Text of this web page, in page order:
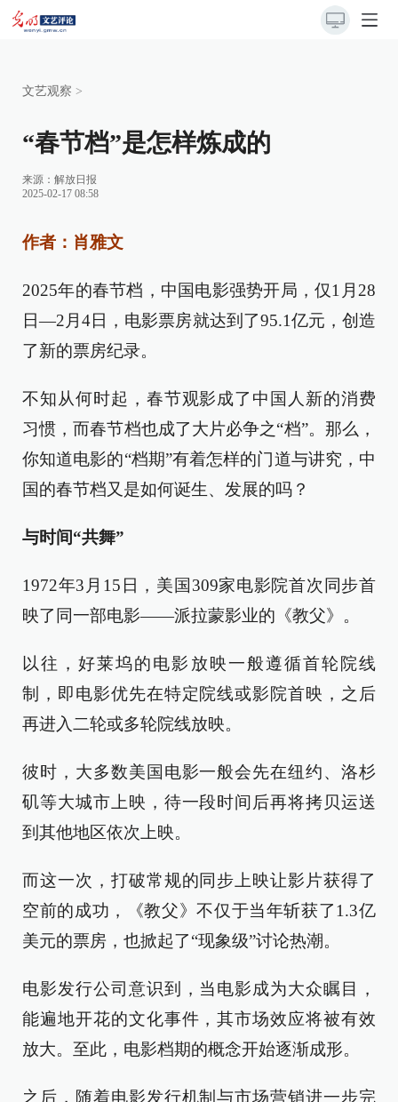
文艺观察 >
“春节档”是怎样炼成的
来源： 解放日报
2025-02-17 08:58
作者：肖雅文
2025年的春节档，中国电影强势开局，仅1月28
日—2月4日，电影票房就达到了95.1亿元，创造
了新的票房纪录。
不知从何时起，春节观影成了中国人新的消费
习惯，而春节档也成了大片必争之“档”。那么，
你知道电影的“档期”有着怎样的门道与讲究，中
国的春节档又是如何诞生、发展的吗？
与时间“共舞”
1972年3月15日，美国309家电影院首次同步首
映了同一部电影——派拉蒙影业的《教父》。
以往，好莱坞的电影放映一般遵循首轮院线
制，即电影优先在特定院线或影院首映，之后
再进入二轮或多轮院线放映。
彼时，大多数美国电影一般会先在纽约、洛杉
矶等大城市上映，待一段时间后再将拷贝运送
到其他地区依次上映。
而这一次，打破常规的同步上映让影片获得了
空前的成功，《教父》不仅于当年斩获了1.3亿
美元的票房，也掀起了“现象级”讨论热潮。
电影发行公司意识到，当电影成为大众瞩目，
能遍地开花的文化事件，其市场效应将被有效
放大。至此，电影档期的概念开始逐渐成形。
之后，随着电影发行机制与市场营销进一步完